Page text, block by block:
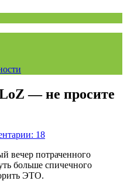
— не просите
18
вечер потраченного
больше спичечного
ЭТО.